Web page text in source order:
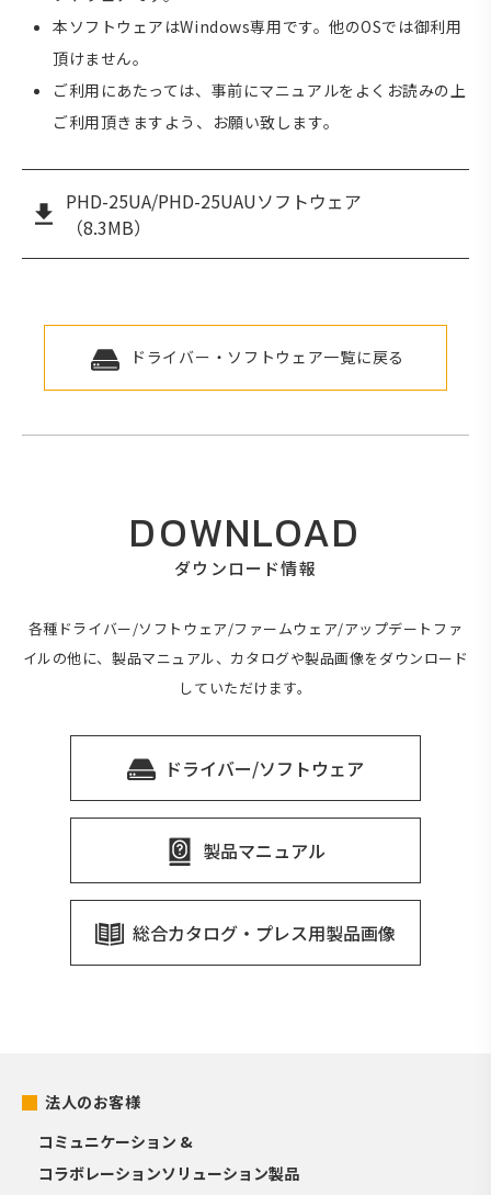
本ソフトウェアはWindows専用です。他のOSでは御利用
頂けません。
ご利用にあたっては、事前にマニュアルをよくお読みの上
ご利用頂きますよう、お願い致します。
PHD-25UA/PHD-25UAUソフトウェア
（8.3MB）
ドライバー・ソフトウェア一覧に戻る
DOWNLOAD
ダウンロード情報
各種ドライバー/ソフトウェア/ファームウェア/アップデートファ
イルの他に、製品マニュアル、カタログや製品画像をダウンロード
していただけます。
ドライバー/ソフトウェア
製品マニュアル
総合カタログ・プレス用製品画像
法人のお客様
コミュニケーション &
コラボレーションソリューション製品